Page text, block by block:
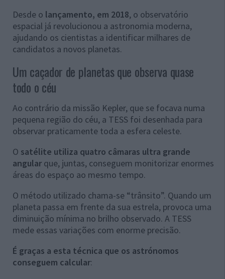
Desde o lançamento, em 2018, o observatório
espacial já revolucionou a astronomia moderna,
ajudando os cientistas a identificar milhares de
candidatos a novos planetas.
Um caçador de planetas que observa quase
todo o céu
Ao contrário da missão Kepler, que se focava numa
pequena região do céu, a TESS foi desenhada para
observar praticamente toda a esfera celeste.
O satélite utiliza quatro câmaras ultra grande
angular que, juntas, conseguem monitorizar enormes
áreas do espaço ao mesmo tempo.
O método utilizado chama-se “trânsito”. Quando um
planeta passa em frente da sua estrela, provoca uma
diminuição mínima no brilho observado. A TESS
mede essas variações com enorme precisão.
É graças a esta técnica que os astrónomos
conseguem calcular: